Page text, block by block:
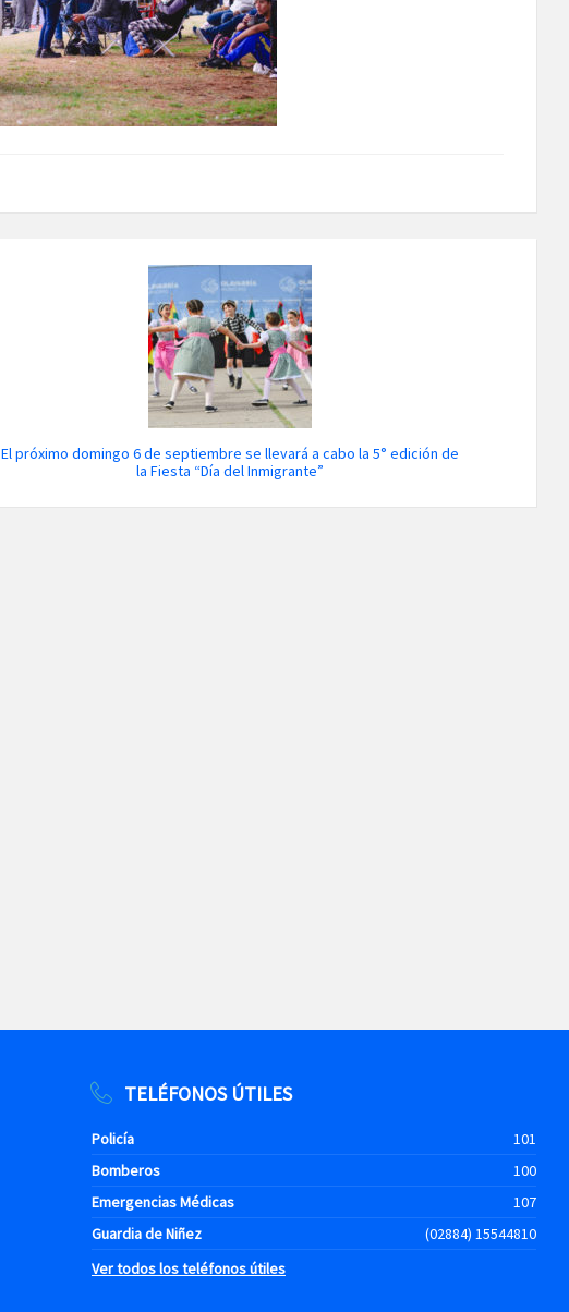
El próximo domingo 6 de septiembre se llevará a cabo la 5° edición de
la Fiesta “Día del Inmigrante”
TELÉFONOS ÚTILES
Policía
101
Bomberos
100
Emergencias Médicas
107
Guardia de Niñez
(02884) 15544810
Ver todos los teléfonos útiles